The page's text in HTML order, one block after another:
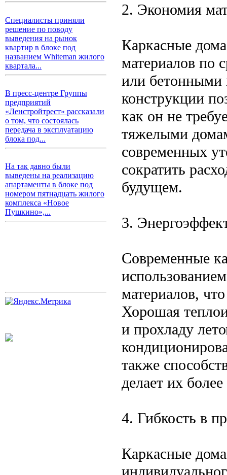
Специалисты приняли
решение по поводу
выведения на рынок
квартир в блоке под
названием Whiteman жилого
квартала...
В пресс-центре Группы
предприятий
«Ленстройтрест» рассказали
о том, что состоялась
передача в эксплуатацию
блока под...
На так давно были
выведены на реализацию
апартаменты в блоке под
номером пятнадцать жилого
комплекса «Новое
Пушкино»,...
2. Экономия
Каркасные
материалов по
или бетонными
конструкции
как он не
тяжелыми
современных
сократить
будущем.
3.
Современные
материалов,
Хорошая
и прохладу
также
делает их
4. Гибкость в
Каркасные